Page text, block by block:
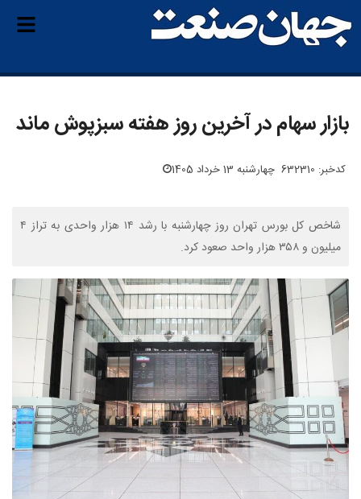
بازار سهام در آخرین روز هفته سبزپوش ماند
کدخبر: 632310 چهارشنبه 13 خرداد 1405
شاخص کل بورس تهران روز چهارشنبه با رشد ۱۴ هزار واحدی به تراز ۴
میلیون و ۳۵۸ هزار واحد صعود کرد.